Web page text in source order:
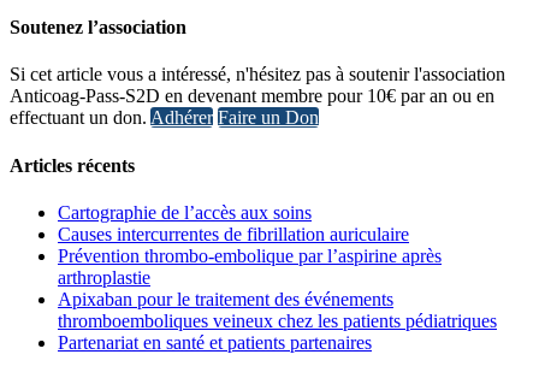
Soutenez l’association
Si cet article vous a intéressé, n'hésitez pas à soutenir l'association
Anticoag-Pass-S2D en devenant membre pour 10€ par an ou en
effectuant un don. Adhérer Faire un Don
Articles récents
Cartographie de l’accès aux soins
Causes intercurrentes de fibrillation auriculaire
Prévention thrombo-embolique par l’aspirine après
arthroplastie
Apixaban pour le traitement des événements
thromboemboliques veineux chez les patients pédiatriques
Partenariat en santé et patients partenaires